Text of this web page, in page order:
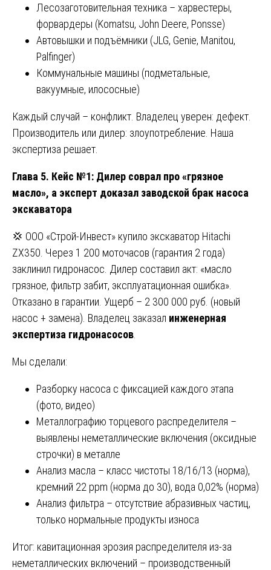
Лесозаготовительная техника – харвестеры,
форвардеры (Komatsu, John Deere, Ponsse)
Автовышки и подъёмники (JLG, Genie, Manitou,
Palfinger)
Коммунальные машины (подметальные,
вакуумные, илососные)
Каждый случай – конфликт. Владелец уверен: дефект.
Производитель или дилер: злоупотребление. Наша
экспертиза решает.
Глава 5. Кейс №1: Дилер соврал про «грязное
масло», а эксперт доказал заводской брак насоса
экскаватора
💢 ООО «Строй-Инвест» купило экскаватор Hitachi
ZX350. Через 1 200 моточасов (гарантия 2 года)
заклинил гидронасос. Дилер составил акт: «масло
грязное, фильтр забит, эксплуатационная ошибка».
Отказано в гарантии. Ущерб – 2 300 000 руб. (новый
насос + замена). Владелец заказал инженерная
экспертиза гидронасосов.
Мы сделали:
Разборку насоса с фиксацией каждого этапа
(фото, видео)
Металлографию торцевого распределителя –
выявлены неметаллические включения (оксидные
строчки) в металле
Анализ масла – класс чистоты 18/16/13 (норма),
кремний 22 ppm (норма до 30), вода 0,02% (норма)
Анализ фильтра – отсутствие абразивных частиц,
только нормальные продукты износа
Итог: кавитационная эрозия распределителя из-за
неметаллических включений – производственный